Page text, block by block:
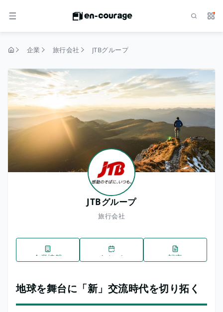
メニュー サ
企業 旅行会社 JTBグループ
JTBグループ
旅行会社
企業情報 イベント 記事
地球を舞台に「新」交流時代を切り拓く